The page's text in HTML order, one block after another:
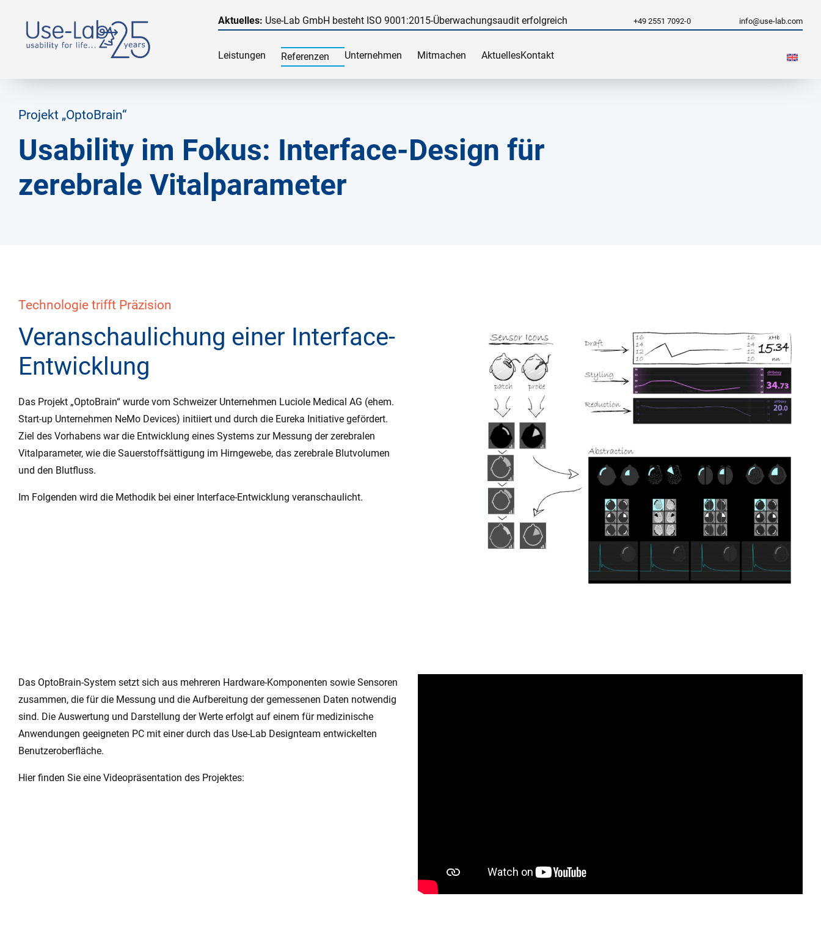
Aktuelles: Use-Lab GmbH besteht ISO 9001:2015-Überwachungsaudit erfolgreich +49 2551 7092-0 info@use-lab.com
Leistungen Referenzen Unternehmen Mitmachen AktuellesKontakt
Projekt „OptoBrain“
Usability im Fokus: Interface-Design für
zerebrale Vitalparameter
Technologie trifft Präzision
Veranschaulichung einer Interface-
Entwicklung
Das Projekt „OptoBrain“ wurde vom Schweizer Unternehmen Luciole Medical AG (ehem.
Start-up Unternehmen NeMo Devices) initiiert und durch die Eureka Initiative gefördert.
Ziel des Vorhabens war die Entwicklung eines Systems zur Messung der zerebralen
Vitalparameter, wie die Sauerstoffsättigung im Hirngewebe, das zerebrale Blutvolumen
und den Blutfluss.
Im Folgenden wird die Methodik bei einer Interface-Entwicklung veranschaulicht.
Das OptoBrain-System setzt sich aus mehreren Hardware-Komponenten sowie Sensoren
zusammen, die für die Messung und die Aufbereitung der gemessenen Daten notwendig
sind. Die Auswertung und Darstellung der Werte erfolgt auf einem für medizinische
Anwendungen geeigneten PC mit einer durch das Use-Lab Designteam entwickelten
Benutzeroberfläche.
Hier finden Sie eine Videopräsentation des Projektes: